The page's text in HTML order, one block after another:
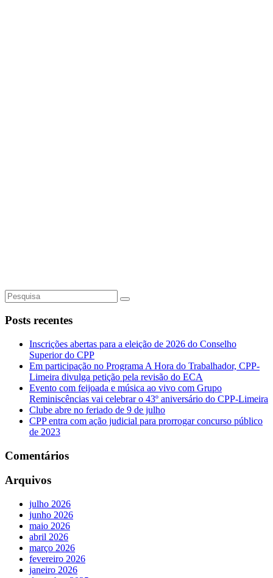
Posts recentes
Inscrições abertas para a eleição de 2026 do Conselho
Superior do CPP
Em participação no Programa A Hora do Trabalhador, CPP-
Limeira divulga petição pela revisão do ECA
Evento com feijoada e música ao vivo com Grupo
Reminiscências vai celebrar o 43º aniversário do CPP-Limeira
Clube abre no feriado de 9 de julho
CPP entra com ação judicial para prorrogar concurso público
de 2023
Comentários
Arquivos
julho 2026
junho 2026
maio 2026
abril 2026
março 2026
fevereiro 2026
janeiro 2026